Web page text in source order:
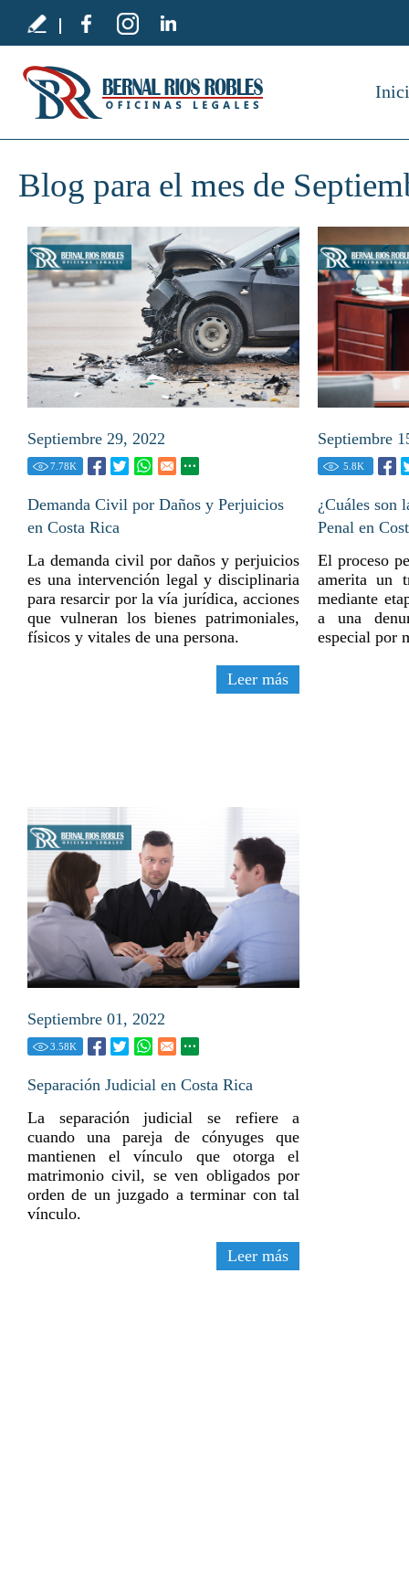
Blog para el mes de
Septiembre 29, 2022
7.78K
Demanda Civil por Daños y Perjuicios
en Costa Rica
La demanda civil por daños y perjuicios
es una intervención legal y disciplinaria
para resarcir por la vía jurídica, acciones
que vulneran los bienes patrimoniales,
físicos y vitales de una persona.
Leer más
Septiembre
5.8K
¿Cuáles son
Penal en
El proceso
amerita un
mediante
a una
especial por
Septiembre 01, 2022
3.58K
Separación Judicial en Costa Rica
La separación judicial se refiere a
cuando una pareja de cónyuges que
mantienen el vínculo que otorga el
matrimonio civil, se ven obligados por
orden de un juzgado a terminar con tal
vínculo.
Leer más